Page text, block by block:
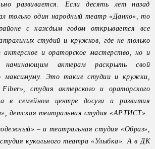
развивается. Если десять лет назад
только один народный театр «Данко», то
с каждым годом открывается все
студий и кружков, где не только
актерское и ораторское мастерство, но и
начинающим актерам раскрыть свой
максимуму. Это такие студии и кружки,
студия актерского и ораторского
в семейном центре досуга и развития
детская театральная студия «АРТИСТ».
– и театральная студия «Образ»,
кукольного театра «Улыбка». А в ДК